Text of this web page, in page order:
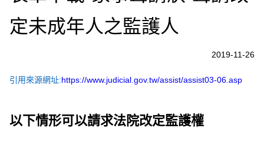
定未成年人之監護人
2019-11-26
引用來源網址:https://www.judicial.gov.tw/assist/assist03-06.asp
以下情形可以請求法院改定監護權